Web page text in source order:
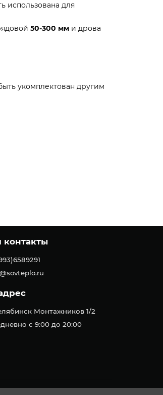
использована для
50-300 мм и дрова
укомплектован другим
Монтажников 1/2
с 9:00 до 20:00